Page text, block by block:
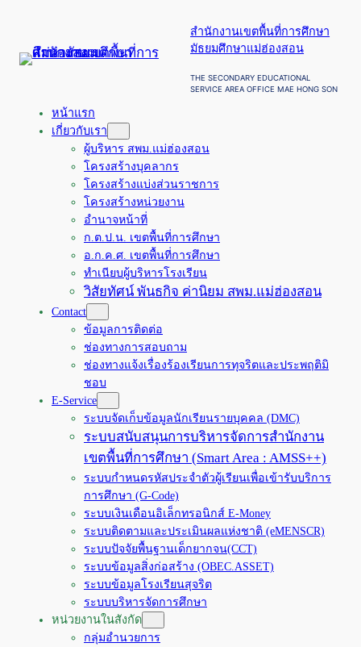
สำนักงานเขตพื้นที่การศึกษา
มัธยมศึกษาแม่ฮ่องสอน
THE SECONDARY EDUCATIONAL
SERVICE AREA OFFICE MAE HONG SON
หน้าแรก
เกี่ยวกับเรา
ผู้บริหาร สพม.แม่ฮ่องสอน
โครงสร้างบุคลากร
โครงสร้างแบ่งส่วนราชการ
โครงสร้างหน่วยงาน
อำนาจหน้าที่
ก.ต.ป.น. เขตพื้นที่การศึกษา
อ.ก.ค.ศ. เขตพื้นที่การศึกษา
ทำเนียบผู้บริหารโรงเรียน
วิสัยทัศน์ พันธกิจ ค่านิยม สพม.แม่ฮ่องสอน
Contact
ข้อมูลการติดต่อ
ช่องทางการสอบถาม
ช่องทางแจ้งเรื่องร้องเรียนการทุจริตและประพฤติมิ
ชอบ
E-Service
ระบบจัดเก็บข้อมูลนักเรียนรายบุคคล (DMC)
ระบบสนับสนุนการบริหารจัดการสำนักงาน
เขตพื้นที่การศึกษา (Smart Area : AMSS++)
ระบบกำหนดรหัสประจำตัวผู้เรียนเพื่อเข้ารับบริการ
การศึกษา (G-Code)
ระบบเงินเดือนอิเล็กทรอนิกส์ E-Money
ระบบติดตามและประเมินผลแห่งชาติ (eMENSCR)
ระบบปัจจัยพื้นฐานเด็กยากจน(CCT)
ระบบข้อมูลสิ่งก่อสร้าง (OBEC.ASSET)
ระบบข้อมูลโรงเรียนสุจริต
ระบบบริหารจัดการศึกษา
หน่วยงานในสังกัด
กลุ่มอำนวยการ